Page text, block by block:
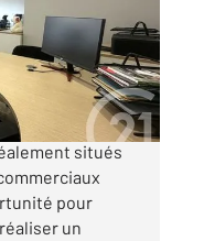
81,74 m² en
situés
pour
un